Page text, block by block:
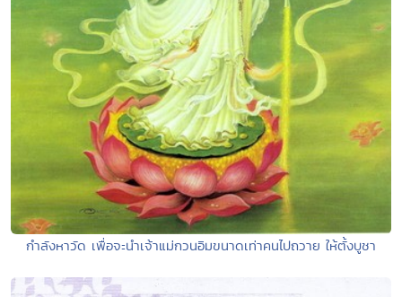
กำลังหาวัด เพื่อจะนำเจ้าแม่กวนอิมขนาดเท่าคนไปถวาย ให้ตั้งบูชา